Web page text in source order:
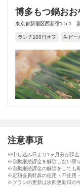
博多もつ鍋おお
東京都新宿区西新宿1-5-1
ランチ100円オフ 生ビー
注意事項
※申し込み日より1ヶ月分が課金
※自動継続課金を解除しない限
※自動継続課金の解除をしても
※定額会員特典の使用・不使用
※プランの更新は次回更新日の